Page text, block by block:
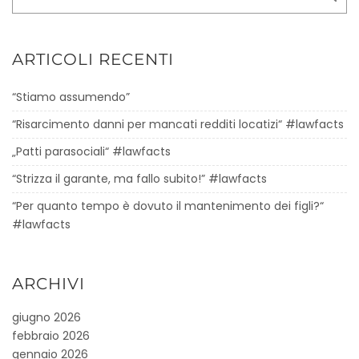
ARTICOLI RECENTI
“Stiamo assumendo”
“Risarcimento danni per mancati redditi locatizi“ #lawfacts
„Patti parasociali“ #lawfacts
“Strizza il garante, ma fallo subito!” #lawfacts
“Per quanto tempo è dovuto il mantenimento dei figli?“
#lawfacts
ARCHIVI
giugno 2026
febbraio 2026
gennaio 2026